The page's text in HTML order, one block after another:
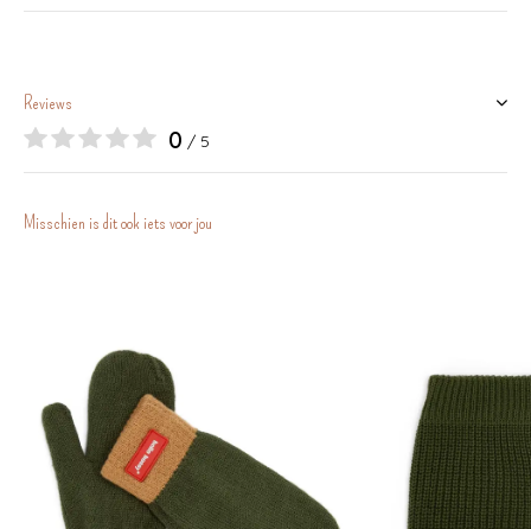
Reviews
0 / 5
Misschien is dit ook iets voor jou